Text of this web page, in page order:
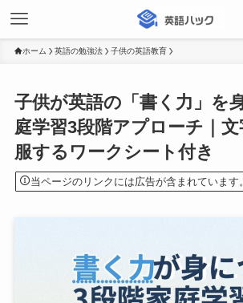
ホーム 英語の勉強法 子供の英語教育
子供が英語の「書く力」を
庭学習3段階アプローチ｜
服するワークシート付き
当ページのリンクには広告が含まれています。